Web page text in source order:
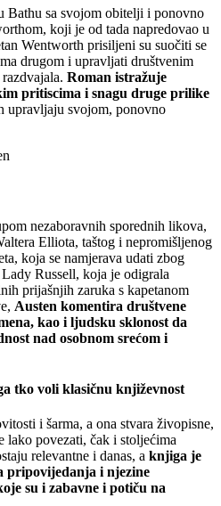
Bathu sa svojom obitelji i ponovno
koji je od tada napredovao u
Wentworth prisiljeni su suočiti se
drugom i upravljati društvenim
Roman istražuje
pritiscima i snagu druge prilike
upravljaju svojom, ponovno
nezaboravnih sporednih likova,
Elliota, taštog i nepromišljenog
koja se namjerava udati zbog
Russell, koja je odigrala
prijašnjih zaruka s kapetanom
Austen komentira društvene
kao i ljudsku sklonost da
nad osobnom srećom i
tko voli klasičnu književnost
i šarma, a ona stvara živopisne,
lako povezati, čak i stoljećima
relevantne i danas, a knjiga je
pripovijedanja i njezine
su i zabavne i potiču na